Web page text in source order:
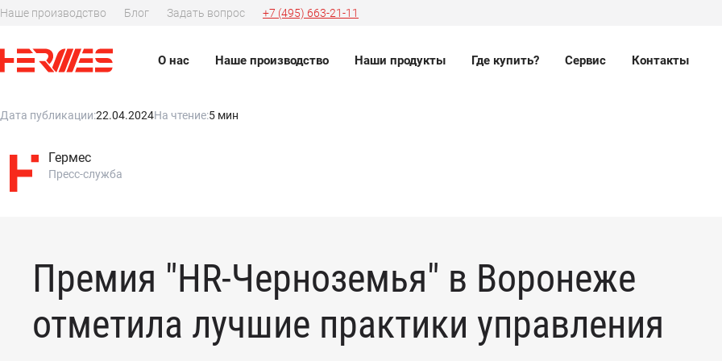
Наше производство Блог Задать вопрос +7 (495) 663-21-11
О нас Наше производство Наши продукты Где купить? Сервис Контакты
Дата публикации:22.04.2024На чтение:5 мин
Гермес
Пресс-служба
Премия "HR-Черноземья" в Воронеже
отметила лучшие практики управления